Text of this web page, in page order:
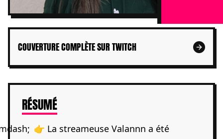
COUVERTURE COMPLÈTE SUR TWITCH
RÉSUMÉDE L'ARTICLE
👉 La streameuse Valannn a été